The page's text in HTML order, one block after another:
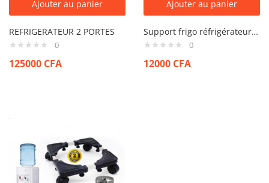
Ajouter au panier
REFRIGERATEUR 2 PORTES
0
125000 CFA
Ajouter au panier
Support frigo réfrigérateur et Machine lavage avec roue
0
12000 CFA